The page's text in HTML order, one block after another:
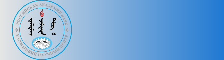
Перейти к основному содержанию